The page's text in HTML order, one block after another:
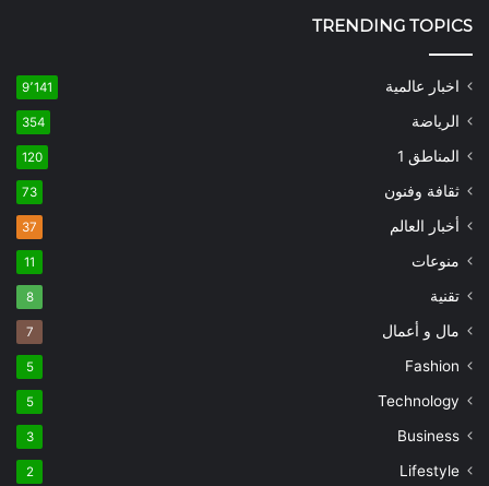
TRENDING TOPICS
اخبار عالمية 9٬141
الرياضة 354
المناطق 1 120
ثقافة وفنون 73
أخبار العالم 37
منوعات 11
تقنية 8
مال و أعمال 7
Fashion
5
Technology
5
Business
3
Lifestyle
2